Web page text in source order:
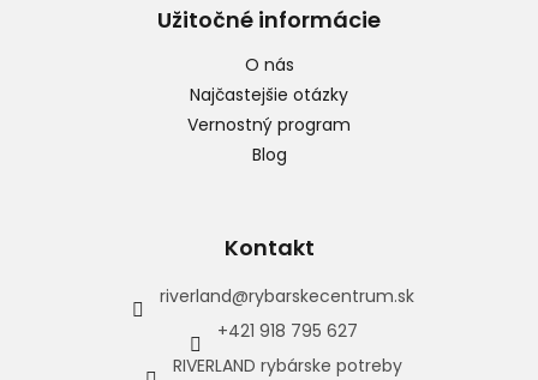
Užitočné informácie
O nás
Najčastejšie otázky
Vernostný program
Blog
Kontakt
riverland@rybarskecentrum.sk
+421 918 795 627
RIVERLAND rybárske potreby